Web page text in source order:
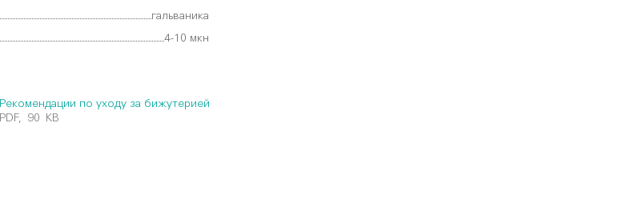
гальваника
4-10 мкн
Рекомендации по уходу за бижутерией
PDF, 90 KB